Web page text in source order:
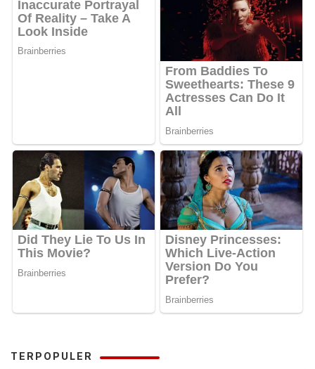
TERPOPULER